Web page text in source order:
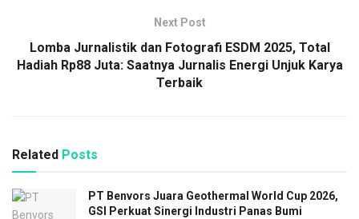
Next Post
Lomba Jurnalistik dan Fotografi ESDM 2025, Total
Hadiah Rp88 Juta: Saatnya Jurnalis Energi Unjuk Karya
Terbaik
Related Posts
PT Benvors Juara Geothermal World Cup 2026,
GSI Perkuat Sinergi Industri Panas Bumi